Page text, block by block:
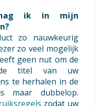
ik in mijn
zo nauwkeurig
zo veel mogelijk
geen nut om de
titel van uw
te herhalen in de
dubbelop.
zodat uw